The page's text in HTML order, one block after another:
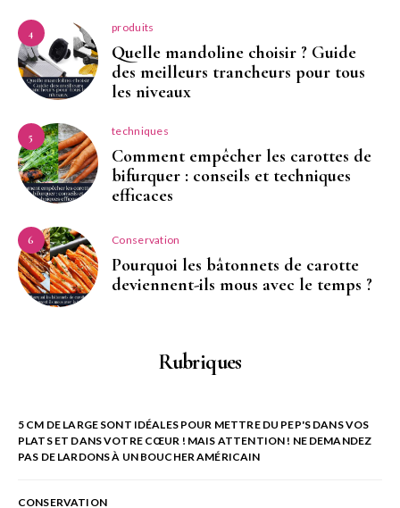
4 produits
Quelle mandoline choisir ? Guide
des meilleurs trancheurs pour tous
les niveaux
5 techniques
Comment empêcher les carottes de
bifurquer : conseils et techniques
efficaces
6 Conservation
Pourquoi les bâtonnets de carotte
deviennent-ils mous avec le temps ?
Rubriques
5 CM DE LARGE SONT IDÉALES POUR METTRE DU PEP'S DANS VOS
PLATS ET DANS VOTRE CŒUR ! MAIS ATTENTION ! NE DEMANDEZ
PAS DE LARDONS À UN BOUCHER AMÉRICAIN
CONSERVATION